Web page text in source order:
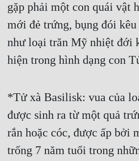
gặp phải một con quái vật
mới đẻ trứng, bụng đói
như loại trăn Mỹ nhiệt đới
hiện trong hình dạng con
*Tử xà Basilisk: vua của
được sinh ra từ một quả
rắn hoặc cóc, được ấp bởi
trống 7 năm tuổi trong